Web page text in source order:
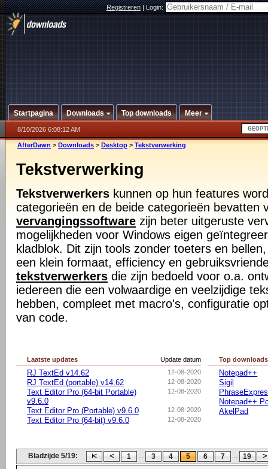
Registreren|Login:
Startpagina Downloads Top downloads Meer
8/10/2026 6:08:12 AM
AfterDawn > Downloads > Desktop > Tekstverwerking
Tekstverwerking
Tekstverwerkers kunnen op hun features
categorieën en de beide categorieën bevatten
vervangingssoftware zijn beter uitgeruste
mogelijkheden voor Windows eigen
kladblok. Dit zijn tools zonder toeters en
een klein formaat, efficiency en
tekstverwerkers die zijn bedoeld voor o.a.
iedereen die een volwaardige en veelzijdige
hebben, compleet met macro's, configuratie
van code.
Update datum
Laatste updates
12-08-2020
RJ TextEd v14.62
12-08-2020
RJ TextEd (portable) v14.62
12-08-2020
Text Editor Pro (64-bit Portable)
v9.6.0
12-08-2020
Text Editor Pro (Portable) v9.6.0
12-08-2020
Text Editor Pro (64-bit) v9.6.0
Top downloads
Notepad++
Sigil
Notepad++
AkelPad
Bladzijde 5/19: 1 ... 3 4 5 6 7 ... 19